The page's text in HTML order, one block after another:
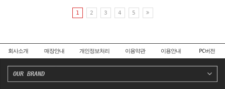
1 2 3 4 5
회사소개 매장안내 개인정보처리 이용약관 이용안내 PC버전
OUR BRAND